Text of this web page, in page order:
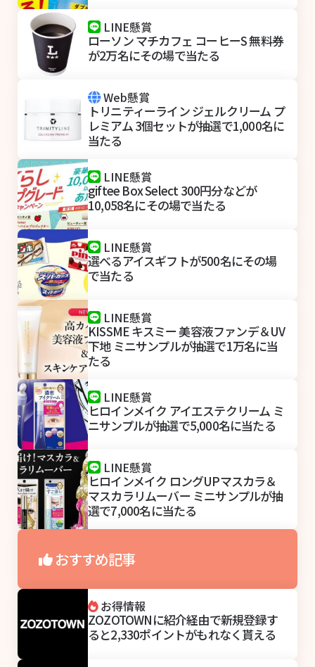
LINE懸賞
ローソン マチカフェ コーヒーS 無料券
が2万名にその場で当たる
Web懸賞
トリニティーライン ジェルクリーム プ
レミアム 3個セットが抽選で1,000名に
当たる
LINE懸賞
giftee Box Select 300円分などが
10,058名にその場で当たる
LINE懸賞
選べるアイスギフトが500名にその場
で当たる
LINE懸賞
KISSME キスミー 美容液ファンデ＆UV
下地 ミニサンプルが抽選で1万名に当
たる
LINE懸賞
ヒロインメイク アイエステクリーム ミ
ニサンプルが抽選で5,000名に当たる
LINE懸賞
ヒロインメイク ロングUPマスカラ＆
マスカラリムーバー ミニサンプルが抽
選で7,000名に当たる
おすすめ記事
お得情報
ZOZOTOWNに紹介経由で新規登録す
ると2,330ポイントがもれなく貰える